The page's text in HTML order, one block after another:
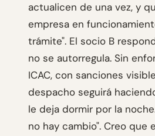
actualicen de una vez, y
empresa en
trámite". El socio B
no se autorregula. Sin
ICAC, con sanciones
despacho seguirá
le deja dormir por la
no hay cambio". Creo que